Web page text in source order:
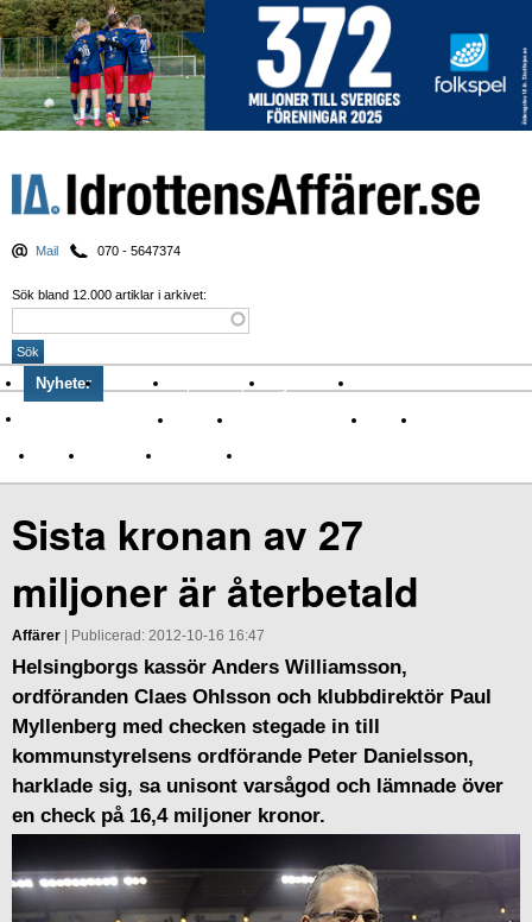
Mail 070 - 5647374
Sök bland 12.000 artiklar i arkivet:
Nyheter Krönikor Sport & spel Nyhetsbrev
Om Idrottens Affärer
Affärer I spåren av Corona Arena
Namn Sponsring TV-nyheter
Sista kronan av 27
miljoner är återbetald
Affärer | Publicerad: 2012-10-16 16:47
Helsingborgs kassör Anders Williamsson,
ordföranden Claes Ohlsson och klubbdirektör Paul
Myllenberg med checken stegade in till
kommunstyrelsens ordförande Peter Danielsson,
harklade sig, sa unisont varsågod och lämnade över
en check på 16,4 miljoner kronor.